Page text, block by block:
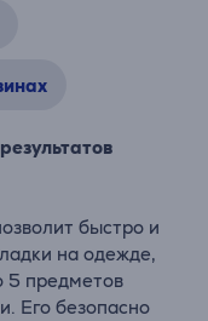
быстро и
на одежде,
5 предметов
Его безопасно